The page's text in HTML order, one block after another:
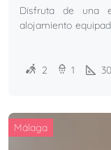
Disfruta de una
alojamiento
2 1 30
Málaga